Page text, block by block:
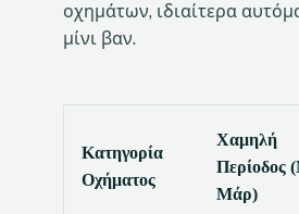
οχημάτων, ιδιαίτερα
μίνι βαν.
Κατηγορία
Οχήματος
Χαμηλή
Περίοδος
Μάρ)